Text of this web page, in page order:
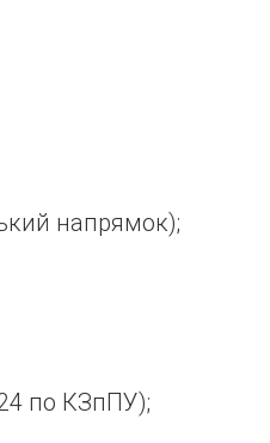
напрямок);
по КЗпПУ);